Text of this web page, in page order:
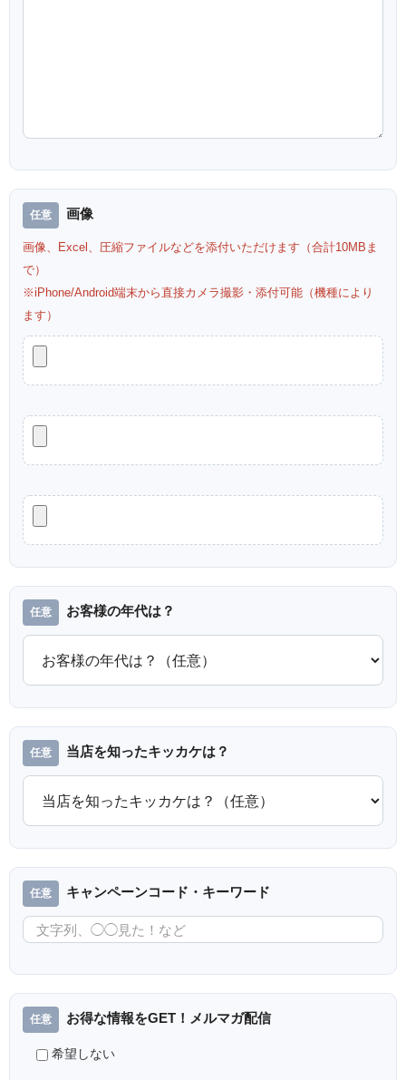
画像
画像、Excel、圧縮ファイルなどを添付いただけます（合計10MBま
で）
※iPhone/Android端末から直接カメラ撮影・添付可能（機種により
ます）
お客様の年代は？
当店を知ったキッカケは？
キャンペーンコード・キーワード
お得な情報をGET！メルマガ配信
希望しない